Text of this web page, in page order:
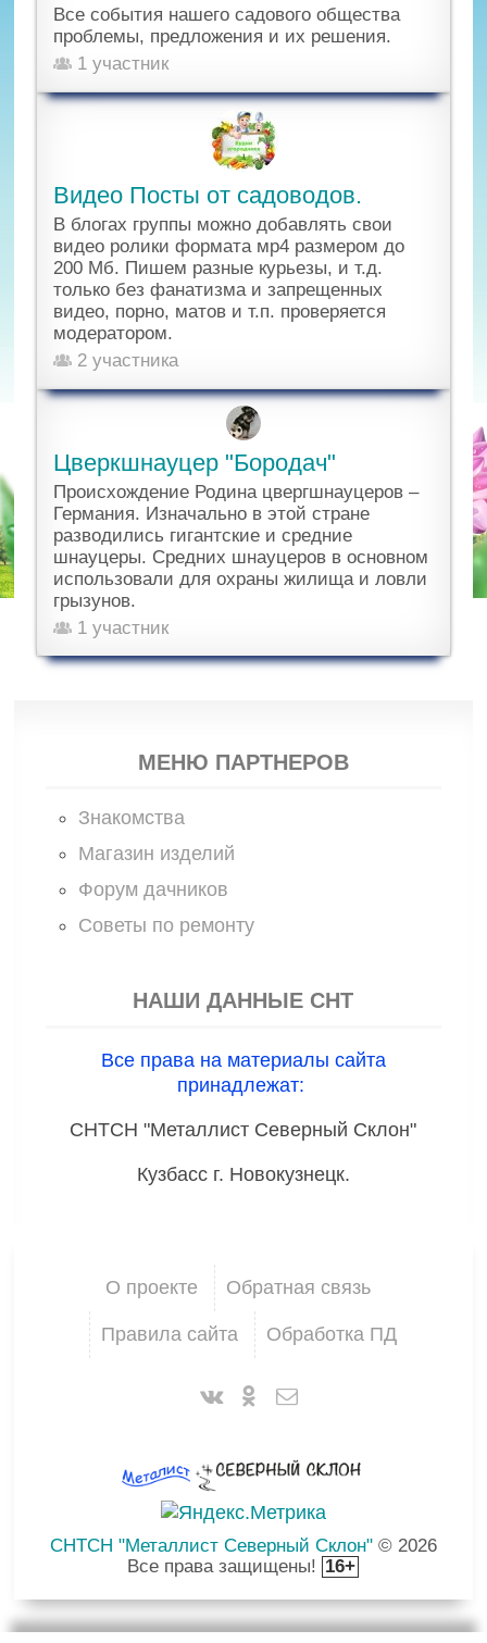
Все события нашего садового общества
проблемы, предложения и их решения.
1 участник
Видео Посты от садоводов.
В блогах группы можно добавлять свои
видео ролики формата мр4 размером до
200 Мб. Пишем разные курьезы, и т.д.
только без фанатизма и запрещенных
видео, порно, матов и т.п. проверяется
модератором.
2 участника
Цверкшнауцер "Бородач"
Происхождение Родина цвергшнауцеров –
Германия. Изначально в этой стране
разводились гигантские и средние
шнауцеры. Средних шнауцеров в основном
использовали для охраны жилища и ловли
грызунов.
1 участник
МЕНЮ ПАРТНЕРОВ
Знакомства
Магазин изделий
Форум дачников
Советы по ремонту
НАШИ ДАННЫЕ СНТ
Все права на материалы сайта
принадлежат:
СНТСН "Металлист Северный Склон"
Кузбасс г. Новокузнецк.
О проекте Обратная связь
Правила сайта Обработка ПД
СНТСН "Металлист Северный Склон"© 2026
Все права защищены! 16+